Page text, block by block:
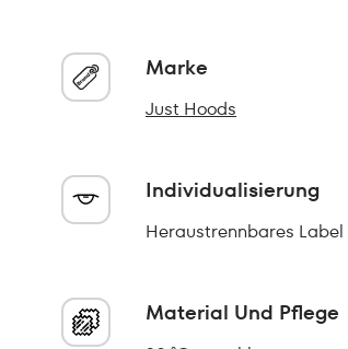
Marke
Just Hoods
Individualisierung
Heraustrennbares Label
Material Und Pflege